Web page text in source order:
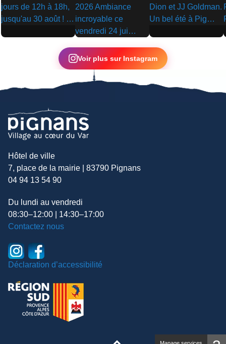
▶
▶
▶
Voir plus sur Instagram
Hôtel de ville
7, place de la mairie | 83790 Pignans
04 94 13 54 90
Du lundi au vendredi
08:30–12:00 | 14:30–17:00
Contactez nous
Déclaration d’accessibilité